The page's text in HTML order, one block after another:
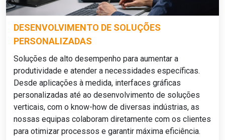
DESENVOLVIMENTO DE SOLUÇÕES
PERSONALIZADAS
Soluções de alto desempenho para aumentar a
produtividade e atender a necessidades específicas.
Desde aplicações à medida, interfaces gráficas
personalizadas até ao desenvolvimento de soluções
verticais, com o know-how de diversas indústrias, as
nossas equipas colaboram diretamente com os clientes
para otimizar processos e garantir máxima eficiência.